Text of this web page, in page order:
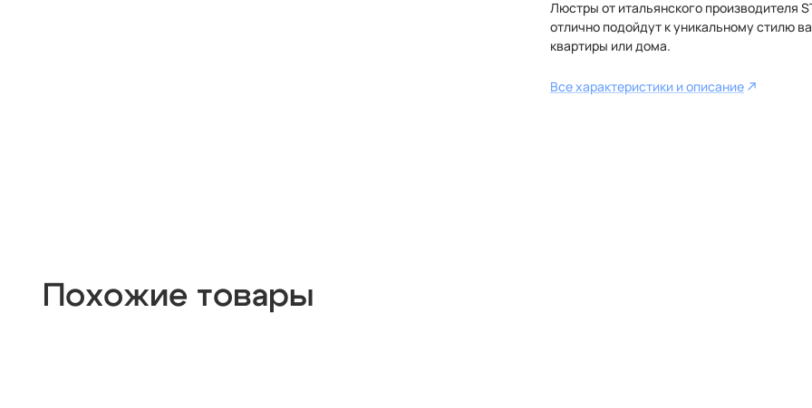
Люстры от итальянского производителя
отлично подойдут к уникальному стилю
квартиры или дома.
Все характеристики и описание
Похожие товары